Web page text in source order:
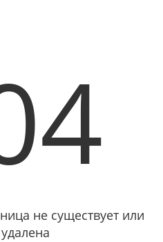
не существует или